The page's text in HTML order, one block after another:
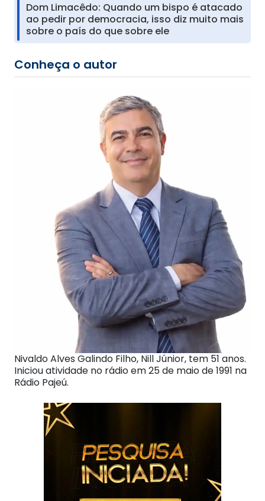
Dom Limacêdo: Quando um bispo é atacado
ao pedir por democracia, isso diz muito mais
sobre o país do que sobre ele
Conheça o autor
Nivaldo Alves Galindo Filho, Nill Júnior, tem 51 anos.
Iniciou atividade no rádio em 25 de maio de 1991 na
Rádio Pajeú.